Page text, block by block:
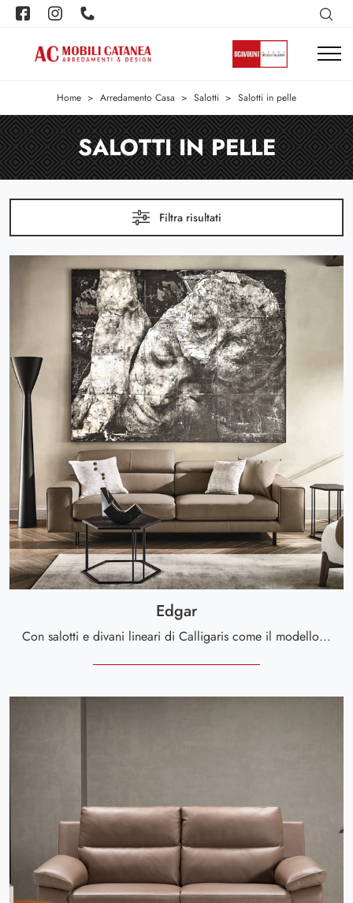
Home > Arredamento Casa > Salotti > Salotti in pelle
SALOTTI IN PELLE
Filtra risultati
Edgar
Con salotti e divani lineari di Calligaris come il modello Edgar in pelle, potrai completare il tuo concept d'arredo.